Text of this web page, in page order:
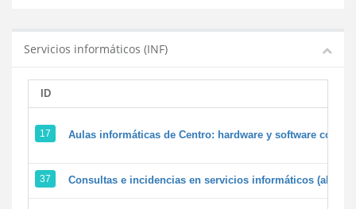
Servicios informáticos (INF)
ID
17 Aulas informáticas de Centro: hardware y software
37 Consultas e incidencias en servicios informáticos